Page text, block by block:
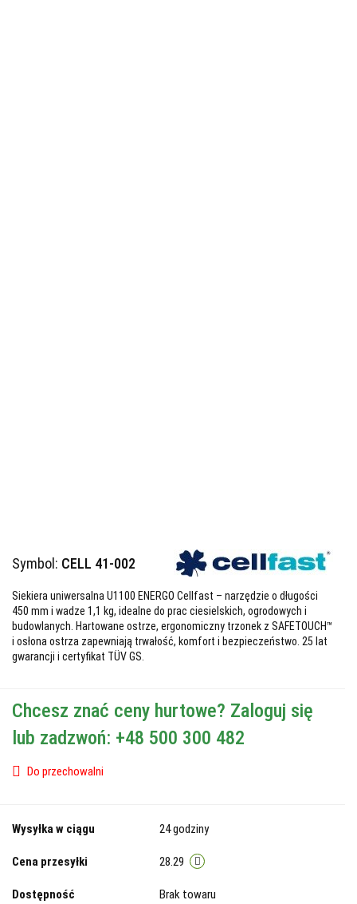
Symbol: CELL 41-002
Siekiera uniwersalna U1100 ENERGO Cellfast – narzędzie o długości
450 mm i wadze 1,1 kg, idealne do prac ciesielskich, ogrodowych i
budowlanych. Hartowane ostrze, ergonomiczny trzonek z SAFETOUCH™
i osłona ostrza zapewniają trwałość, komfort i bezpieczeństwo. 25 lat
gwarancji i certyfikat TÜV GS.
Chcesz znać ceny hurtowe? Zaloguj się
lub zadzwoń: +48 500 300 482
Do przechowalni
Wysyłka w ciągu 24 godziny
Cena przesyłki 28.29
Dostępność Brak towaru